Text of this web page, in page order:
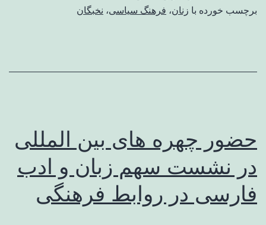
برچسب خورده با زنان، فرهنگ سیاسی، نخبگان
حضور چهره های بین المللی
در نشست سهم زبان و ادب
فارسی در روابط فرهنگی